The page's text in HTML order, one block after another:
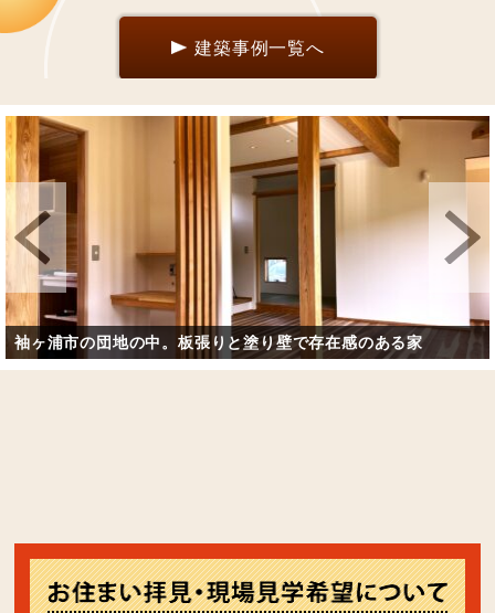
建築事例一覧へ
袖ヶ浦市の団地の中。板張りと塗り壁で存在感のある家